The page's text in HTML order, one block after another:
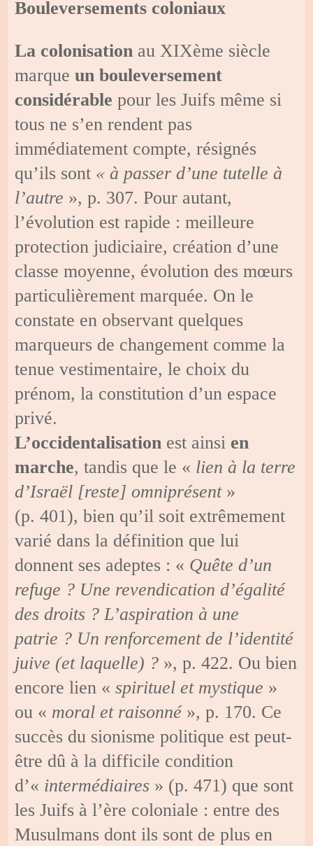
Bouleversements coloniaux
La colonisation au XIXème siècle
marqueun bouleversement
considérable pour les Juifs même si
tous ne s’en rendent pas
immédiatement compte, résignés
qu’ils sont « à passer d’une tutelle à
l’autre », p. 307. Pour autant,
l’évolution est rapide : meilleure
protection judiciaire, création d’une
classe moyenne, évolution des mœurs
particulièrement marquée. On le
constate en observant quelques
marqueurs de changement comme la
tenue vestimentaire, le choix du
prénom, la constitution d’un espace
privé.
L’occidentalisation est ainsi en
marche, tandis que le « lien à la terre
d’Israël [reste] omniprésent»
(p. 401), bien qu’il soit extrêmement
varié dans la définition que lui
donnent ses adeptes : « Quête d’un
refuge ? Une revendication d’égalité
des droits ? L’aspiration à une
patrie ? Un renforcement de l’identité
juive (et laquelle) ? », p. 422. Ou bien
encore lien «spirituel et mystique »
ou « moral et raisonné», p. 170. Ce
succès du sionisme politique est peut-
être dû à la difficile condition
d’« intermédiaires » (p. 471) que sont
les Juifs à l’ère coloniale : entre des
Musulmans dont ils sont de plus en